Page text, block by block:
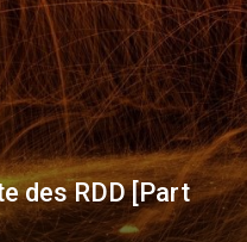
des RDD [Part